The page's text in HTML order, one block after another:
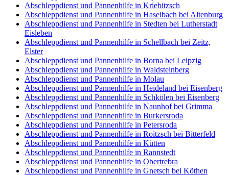
Abschleppdienst und Pannenhilfe in Kriebitzsch
Abschleppdienst und Pannenhilfe in Haselbach bei Altenburg
Abschleppdienst und Pannenhilfe in Stedten bei Lutherstadt
Eisleben
Abschleppdienst und Pannenhilfe in Schellbach bei Zeitz,
Elster
Abschleppdienst und Pannenhilfe in Borna bei Leipzig
Abschleppdienst und Pannenhilfe in Waldsteinberg
Abschleppdienst und Pannenhilfe in Molau
Abschleppdienst und Pannenhilfe in Heideland bei Eisenberg
Abschleppdienst und Pannenhilfe in Schkölen bei Eisenberg
Abschleppdienst und Pannenhilfe in Naunhof bei Grimma
Abschleppdienst und Pannenhilfe in Burkersroda
Abschleppdienst und Pannenhilfe in Petersroda
Abschleppdienst und Pannenhilfe in Roitzsch bei Bitterfeld
Abschleppdienst und Pannenhilfe in Kütten
Abschleppdienst und Pannenhilfe in Rannstedt
Abschleppdienst und Pannenhilfe in Obertrebra
Abschleppdienst und Pannenhilfe in Gnetsch bei Köthen